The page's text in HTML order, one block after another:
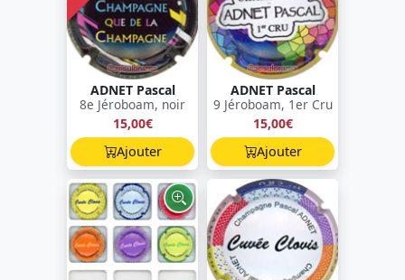
ADNET Pascal
8e Jéroboam, noir
15,00€
Ajouter
ADNET Pascal
9 Jéroboam, 1er Cru
15,00€
Ajouter